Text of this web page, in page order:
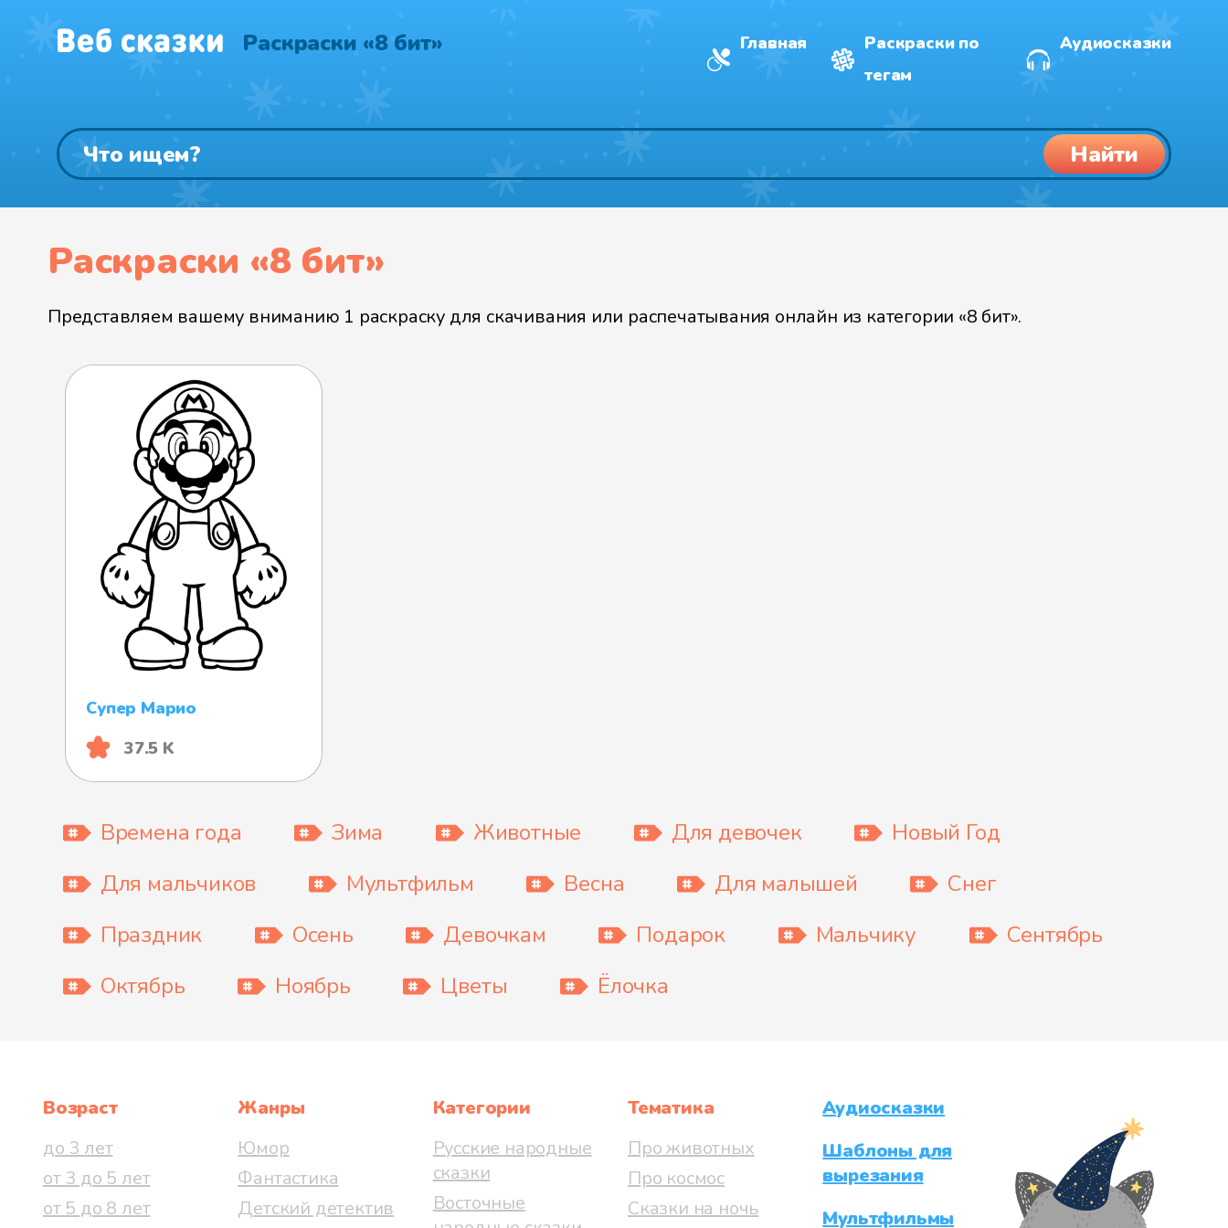
Раскраски «8 бит» Главная
Раскраски по
тегам
Аудиосказки
Найти
Раскраски «8 бит»
Представляем вашему вниманию 1 раскраску для скачивания или распечатывания онлайн из категории «8 бит».
Супер Марио
37.5 K
Времена года Зима Животные Для девочек
Новый Год
Для мальчиков
Мультфильм Весна Для малышей
Снег
Праздник
Осень Девочкам Подарок Мальчику
Сентябрь
Октябрь
Ноябрь Цветы Ёлочка
Возраст
до 3 лет
от 3 до 5 лет
от 5 до 8 лет
Жанры
Юмор
Фантастика
Детский детектив
Категории
Русские народные
сказки
Восточные
Тематика
Про животных
Про космос
Сказки на ночь
Аудиосказки
Шаблоны для
вырезания
Мультфильмы